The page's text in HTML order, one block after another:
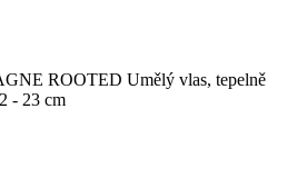
ROOTED Umělý vlas, tepelně
- 23 cm